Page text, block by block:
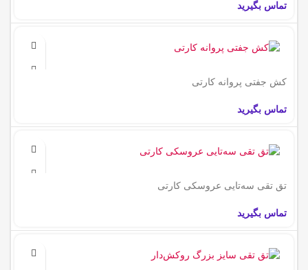
تماس بگیرید
کش جفتی پروانه کارتی
تماس بگیرید
تق تقی سه‌تایی عروسکی کارتی
تماس بگیرید